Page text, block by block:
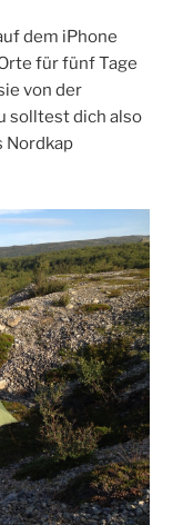
dem iPhone
für fünf Tage
von der
solltest dich also
Nordkap